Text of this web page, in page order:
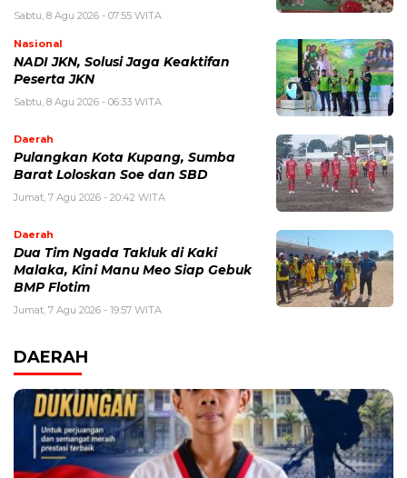
Sabtu, 8 Agu 2026 - 07:55 WITA
Nasional
NADI JKN, Solusi Jaga Keaktifan
Peserta JKN
Sabtu, 8 Agu 2026 - 06:33 WITA
Daerah
Pulangkan Kota Kupang, Sumba
Barat Loloskan Soe dan SBD
Jumat, 7 Agu 2026 - 20:42 WITA
Daerah
Dua Tim Ngada Takluk di Kaki
Malaka, Kini Manu Meo Siap Gebuk
BMP Flotim
Jumat, 7 Agu 2026 - 19:57 WITA
DAERAH